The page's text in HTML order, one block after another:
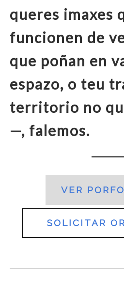
queres imaxes
funcionen de
que poñan en
espazo, o teu
territorio no
—, falemos.
VER
SOLICITAR